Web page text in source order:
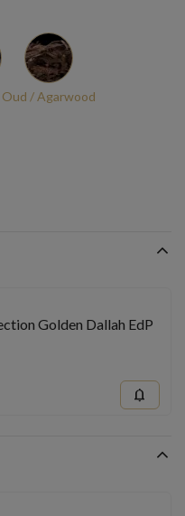
Oud / Agarwood
Golden Dallah EdP
notifications